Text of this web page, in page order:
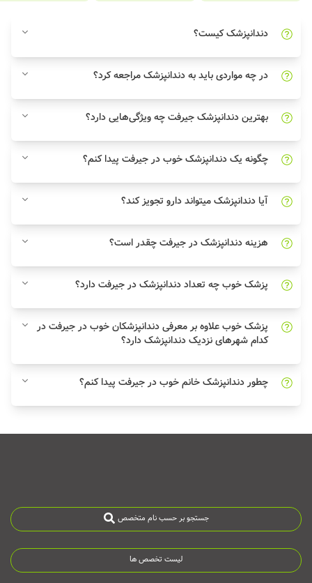
دندانپزشک کیست؟
در چه مواردی باید به دندانپزشک مراجعه کرد؟
بهترین دندانپزشک جیرفت چه ویژگی‌هایی دارد؟
چگونه یک دندانپزشک خوب در جیرفت پیدا کنم؟
آیا دندانپزشک میتواند دارو تجویز کند؟
هزینه دندانپزشک در جیرفت چقدر است؟
پزشک خوب چه تعداد دندانپزشک در جیرفت دارد؟
پزشک خوب علاوه بر معرفی دندانپزشکان خوب در جیرفت در
کدام شهرهای نزدیک دندانپزشک دارد؟
چطور دندانپزشک خانم خوب در جیرفت پیدا کنم؟
جستجو بر حسب نام متخصص
لیست تخصص ها